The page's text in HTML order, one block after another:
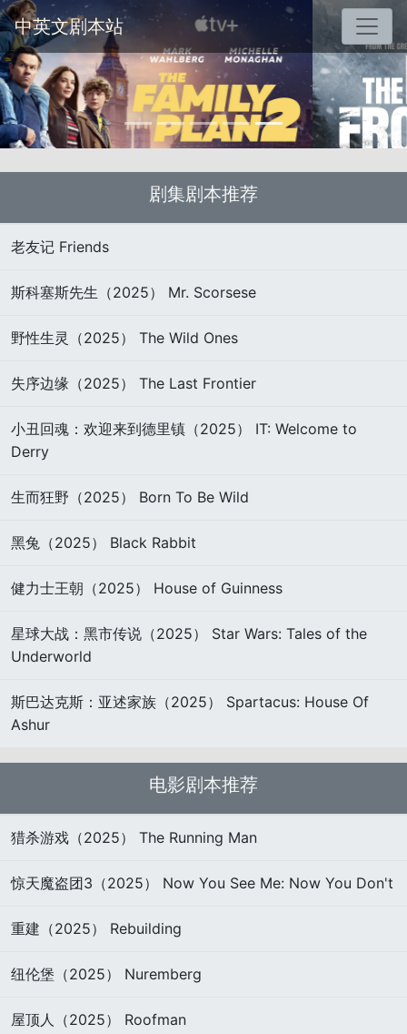
中英文剧本站
剧集剧本推荐
老友记 Friends
斯科塞斯先生（2025） Mr. Scorsese
野性生灵（2025） The Wild Ones
失序边缘（2025） The Last Frontier
小丑回魂：欢迎来到德里镇（2025） IT: Welcome to
Derry
生而狂野（2025） Born To Be Wild
黑兔（2025） Black Rabbit
健力士王朝（2025） House of Guinness
星球大战：黑市传说（2025） Star Wars: Tales of the
Underworld
斯巴达克斯：亚述家族（2025） Spartacus: House Of
Ashur
电影剧本推荐
猎杀游戏（2025） The Running Man
惊天魔盗团3（2025） Now You See Me: Now You Don't
重建（2025） Rebuilding
纽伦堡（2025） Nuremberg
屋顶人（2025） Roofman